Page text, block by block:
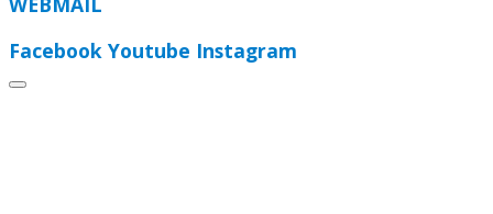
Facebook Youtube Instagram